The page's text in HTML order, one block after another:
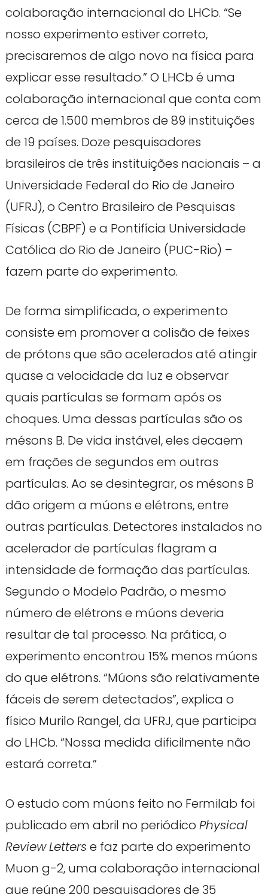
colaboração internacional do LHCb. “Se
nosso experimento estiver correto,
precisaremos de algo novo na física para
explicar esse resultado.” O LHCb é uma
colaboração internacional que conta com
cerca de 1.500 membros de 89 instituições
de 19 países. Doze pesquisadores
brasileiros de três instituições nacionais – a
Universidade Federal do Rio de Janeiro
(UFRJ), o Centro Brasileiro de Pesquisas
Físicas (CBPF) e a Pontifícia Universidade
Católica do Rio de Janeiro (PUC-Rio) –
fazem parte do experimento.
De forma simplificada, o experimento
consiste em promover a colisão de feixes
de prótons que são acelerados até atingir
quase a velocidade da luz e observar
quais partículas se formam após os
choques. Uma dessas partículas são os
mésons B. De vida instável, eles decaem
em frações de segundos em outras
partículas. Ao se desintegrar, os mésons B
dão origem a múons e elétrons, entre
outras partículas. Detectores instalados no
acelerador de partículas flagram a
intensidade de formação das partículas.
Segundo o Modelo Padrão, o mesmo
número de elétrons e múons deveria
resultar de tal processo. Na prática, o
experimento encontrou 15% menos múons
do que elétrons. “Múons são relativamente
fáceis de serem detectados”, explica o
físico Murilo Rangel, da UFRJ, que participa
do LHCb. “Nossa medida dificilmente não
estará correta.”
O estudo com múons feito no Fermilab foi
publicado em abril no periódico Physical
ReviewLetterse faz parte do experimento
Muon g-2, uma colaboração internacional
que reúne 200 pesquisadores de 35